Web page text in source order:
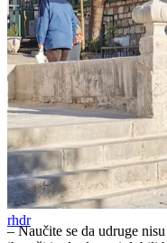
rhdr
– Naučite se da udruge